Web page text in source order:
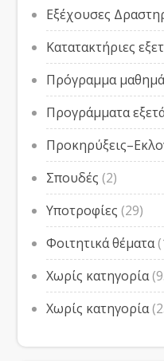
Εξέχουσες
Κατατακτήριες
Πρόγραμμα
Προγράμματα
Σπουδές (2)
Υποτροφίες (29)
Φοιτητικά θέματα
Χωρίς κατηγορία
Χωρίς κατηγορία